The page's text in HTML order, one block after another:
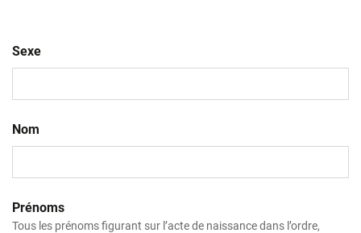
Sexe
Nom
Prénoms
Tous les prénoms figurant sur l’acte de naissance dans l’ordre,